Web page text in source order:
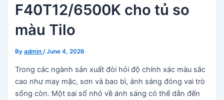
F40T12/6500K cho tủ so
màu Tilo
Byadmin/June 4, 2026
Trong các ngành sản xuất đòi hỏi độ chính xác màu sắc
cao như may mặc, sơn và bao bì, ánh sáng đóng vai trò
sống còn. Một sai số nhỏ về ánh sáng có thể dẫn đến